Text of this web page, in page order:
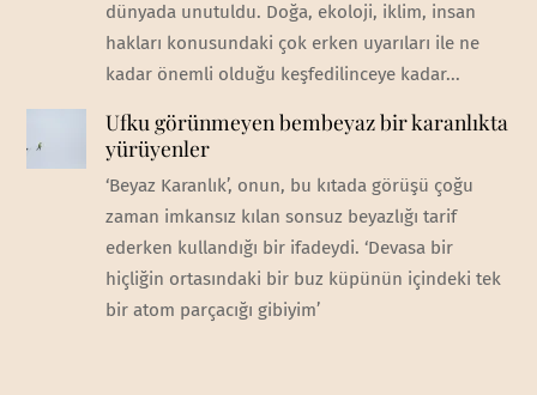
dünyada unutuldu. Doğa, ekoloji, iklim, insan
hakları konusundaki çok erken uyarıları ile ne
kadar önemli olduğu keşfedilinceye kadar...
Ufku görünmeyen bembeyaz bir karanlıkta
yürüyenler
‘Beyaz Karanlık’, onun, bu kıtada görüşü çoğu
zaman imkansız kılan sonsuz beyazlığı tarif
ederken kullandığı bir ifadeydi. ‘Devasa bir
hiçliğin ortasındaki bir buz küpünün içindeki tek
bir atom parçacığı gibiyim’